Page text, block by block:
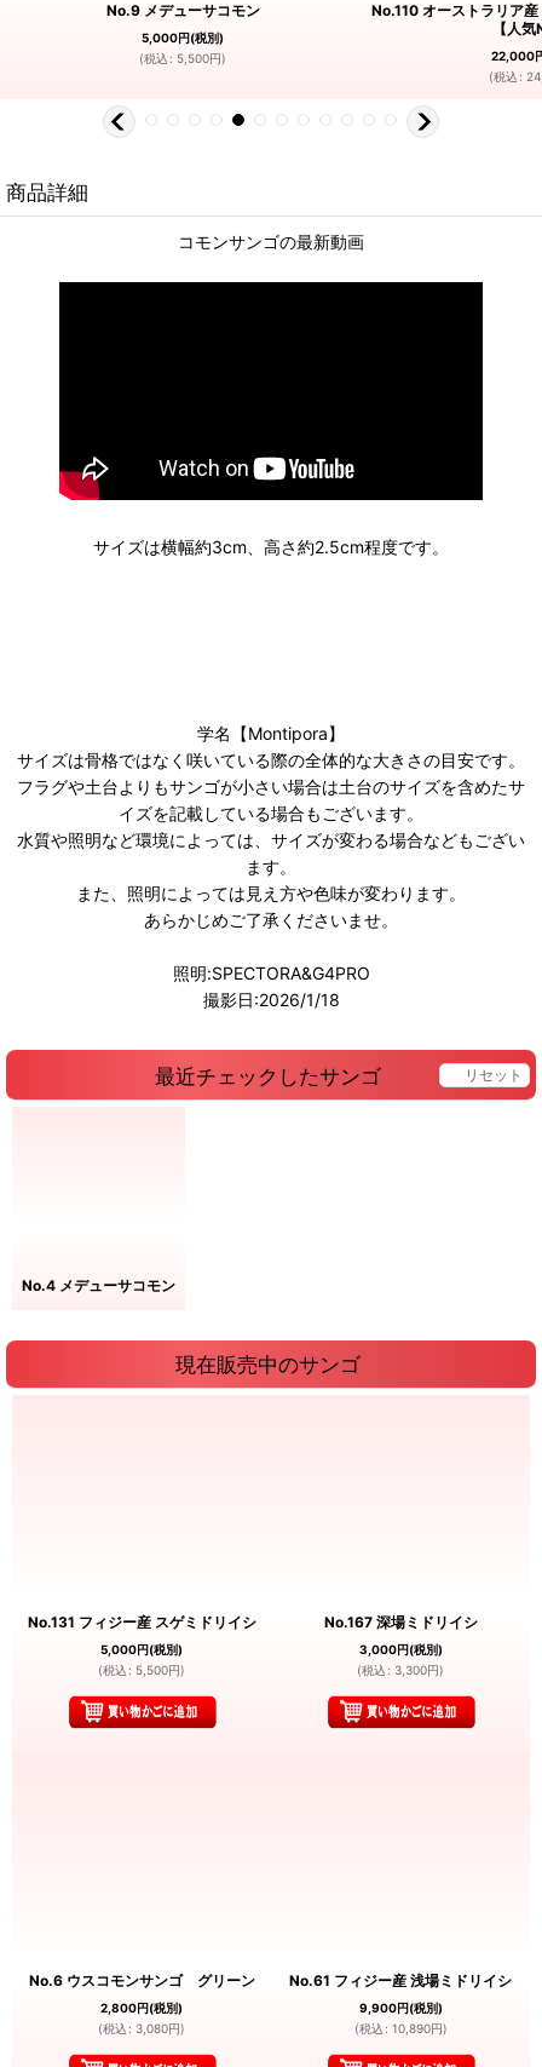
No.9 メデューサコモン
5,000円(税別)
(税込 : 5,500円)
No.110 オーストラリ
【人
22,000
(税込 :
商品詳細
コモンサンゴの最新動画
サイズは横幅約3cm、高さ約2.5cm程度です。
学名【Montipora】
サイズは骨格ではなく咲いている際の全体的な大きさの目安です。
フラグや土台よりもサンゴが小さい場合は土台のサイズを含めたサ
イズを記載している場合もございます。
水質や照明など環境によっては、サイズが変わる場合などもござい
ます。
また、照明によっては見え方や色味が変わります。
あらかじめご了承くださいませ。
照明:SPECTORA&G4PRO
撮影日:2026/1/18
最近チェックしたサンゴ リセット
No.4 メデューサコモン
現在販売中のサンゴ
No.131 フィジー産 スゲミドリイシ
5,000円(税別)
(税込 : 5,500円)
No.167 深場ミドリイシ
3,000円(税別)
(税込 : 3,300円)
No.6 ウスコモンサンゴ グリーン
2,800円(税別)
(税込 : 3,080円)
No.61 フィジー産 浅場ミドリイシ
9,900円(税別)
(税込 : 10,890円)